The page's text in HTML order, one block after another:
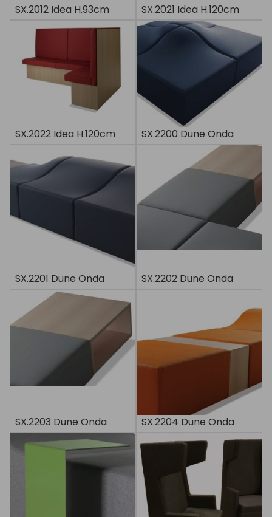
SX.2012 Idea H.93cm SX.2021 Idea H.120cm
SX.2022 Idea H.120cm SX.2200 Dune Onda
SX.2201 Dune Onda SX.2202 Dune Onda
SX.2203 Dune Onda SX.2204 Dune Onda